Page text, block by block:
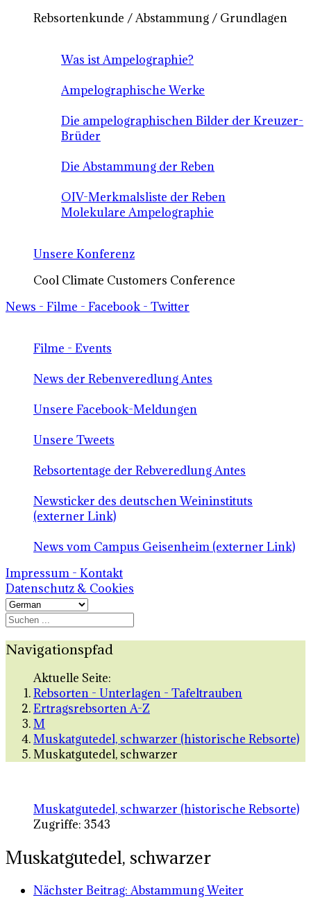
Rebsortenkunde / Abstammung / Grundlagen
Was ist Ampelographie?
Ampelographische Werke
Die ampelographischen Bilder der Kreuzer-
Brüder
Die Abstammung der Reben
OIV-Merkmalsliste der Reben
Molekulare Ampelographie
Unsere Konferenz
Cool Climate Customers Conference
News - Filme - Facebook - Twitter
Filme - Events
News der Rebenveredlung Antes
Unsere Facebook-Meldungen
Unsere Tweets
Rebsortentage der Rebveredlung Antes
Newsticker des deutschen Weininstituts
(externer Link)
News vom Campus Geisenheim (externer Link)
Impressum - Kontakt
Datenschutz & Cookies
Navigationspfad
Aktuelle Seite:
Rebsorten - Unterlagen - Tafeltrauben
Ertragsrebsorten A-Z
M
Muskatgutedel, schwarzer (historische Rebsorte)
Muskatgutedel, schwarzer
Muskatgutedel, schwarzer (historische Rebsorte)
Zugriffe: 3543
Muskatgutedel, schwarzer
Nächster Beitrag: AbstammungWeiter